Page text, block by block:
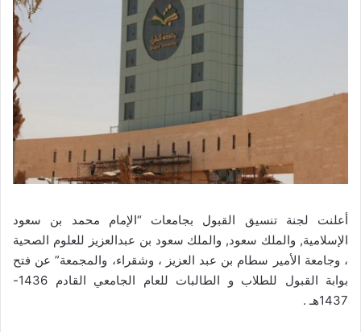
أعلنت لجنة تنسيق القبول بجامعات “الإمام محمد بن سعود
الإسلامية, والملك سعود, والملك سعود بن عبدالعزيز للعلوم الصحية
، وجامعة الأمير سطام بن عبد العزيز ، وشقراء، والمجمعة” عن فتح
بوابة القبول للطلاب و الطالبات للعام الجامعي القادم 1436-
1437هـ .